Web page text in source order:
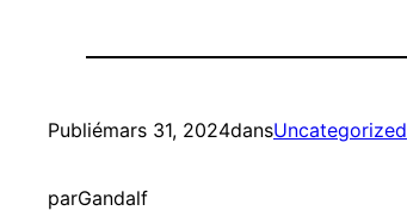
Publiémars 31, 2024dansUncategorized
parGandalf